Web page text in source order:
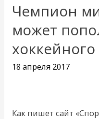
Чемпион
может
18 апреля 2017
Как пишет сайт
Чемпион
и
страны
может